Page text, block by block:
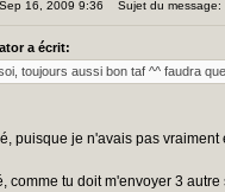
16, 2009 9:36 Sujet du message:
a écrit:
toujours aussi bon taf ^^ faudra
puisque je n'avais pas vraiment
comme tu doit m'envoyer 3